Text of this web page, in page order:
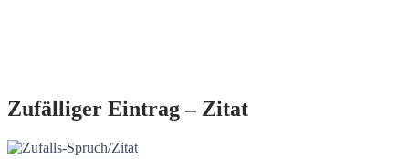
Zufälliger Eintrag – Zitat